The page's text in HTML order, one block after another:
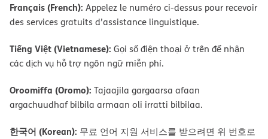
Français (French): Appelez le numéro ci-dessus pour recevoir
des services gratuits d’assistance linguistique.
Tiếng Việt (Vietnamese): Gọi số điện thoại ở trên để nhận
các dịch vụ hỗ trợ ngôn ngữ miễn phí.
Oroomiffa (Oromo): Tajaajila gargaarsa afaan
argachuudhaf bilbila armaan oli irratti bilbilaa.
한국어 (Korean): 무료 언어 지원 서비스를 받으려면 위 번호로